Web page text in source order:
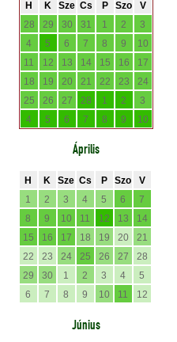
H K Sze Cs P Szo
V
28
29 30 31 1 2
3
4
5 6 7 8 9
10
11
12 13 14 15 16
17
18
19 20 21 22 23
24
25
26 27 28 1 2
3
4
5 6 7 8 9 10
Április
H K Sze Cs P Szo
V
1
2 3 4 5 6
7
8
9 10 11 12 13
14
15
16 17 18 19 20
21
22
23 24 25 26 27
28
29
30 1 2 3 4
5
6
7 8 9 10 11 12
Június